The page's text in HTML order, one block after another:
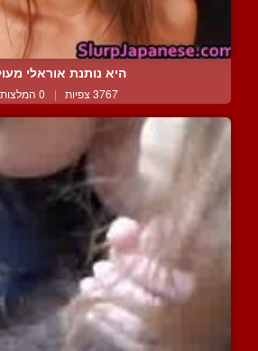
היא נותנת אוראלי
3767 צפיות | 0 המלצות